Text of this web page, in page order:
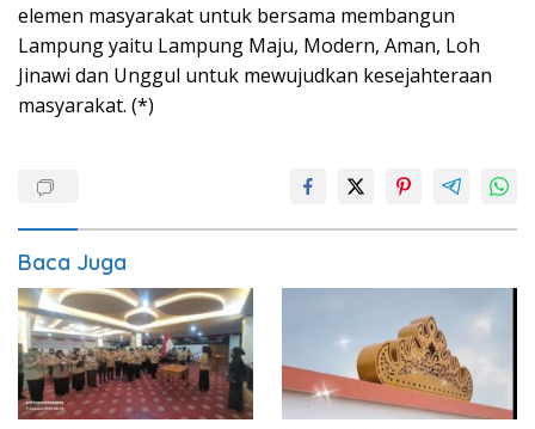
elemen masyarakat untuk bersama membangun
Lampung yaitu Lampung Maju, Modern, Aman, Loh
Jinawi dan Unggul untuk mewujudkan kesejahteraan
masyarakat. (*)
Baca Juga